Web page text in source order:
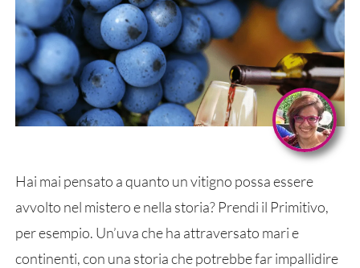
Hai mai pensato a quanto un vitigno possa essere
avvolto nel mistero e nella storia? Prendi il Primitivo,
per esempio. Un’uva che ha attraversato mari e
continenti, con una storia che potrebbe far impallidire